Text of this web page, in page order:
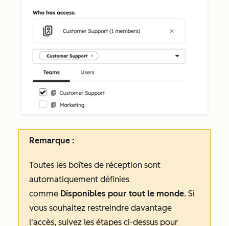
Remarque :
Toutes les boîtes de réception sont
automatiquement définies
comme Disponibles pour tout le monde. Si
vous souhaitez restreindre davantage
l'accès, suivez les étapes ci-dessus pour